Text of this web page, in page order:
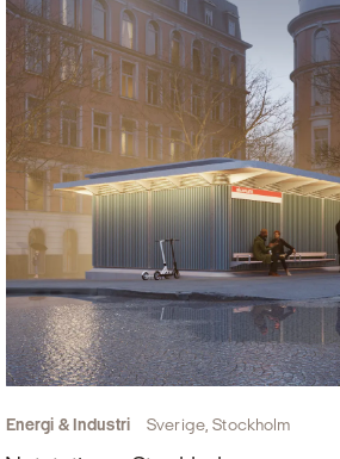
Energi & Industri Sverige, Stockholm